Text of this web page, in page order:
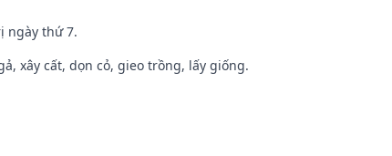
ngày thứ 7.
xây cất, dọn cỏ, gieo trồng, lấy giống.